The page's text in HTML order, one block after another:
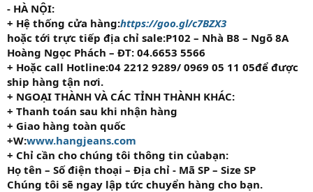
- HÀ NỘI:
+ Hệ thống cửa hàng:https://goo.gl/c7BZX3
hoặc tới trực tiếp địa chỉ sale:P102 – Nhà B8 – Ngõ 8A
Hoàng Ngọc Phách – ĐT: 04.6653 5566
+ Hoặc call Hotline:04 2212 9289/ 0969 05 11 05để được
ship hàng tận nơi.
+ NGOẠI THÀNH VÀ CÁC TỈNH THÀNH KHÁC:
+ Thanh toán sau khi nhận hàng
+ Giao hàng toàn quốc
+W:www.hangjeans.com
+ Chỉ cần cho chúng tôi thông tin củabạn:
Họ tên – Số điện thoại – Địa chỉ - Mã SP – Size SP
Chúng tôi sẽ ngay lập tức chuyển hàng cho bạn.